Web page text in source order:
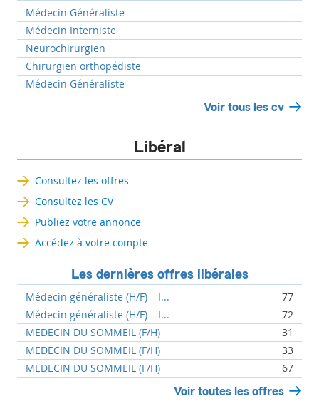
Médecin Généraliste
Médecin Interniste
Neurochirurgien
Chirurgien orthopédiste
Médecin Généraliste
Voir tous les cv
Libéral
Consultez les offres
Consultez les CV
Publiez votre annonce
Accédez à votre compte
Les dernières offres libérales
Médecin généraliste (H/F) – I...
77
Médecin généraliste (H/F) – I...
72
MEDECIN DU SOMMEIL (F/H)
31
MEDECIN DU SOMMEIL (F/H)
33
MEDECIN DU SOMMEIL (F/H)
67
Voir toutes les offres